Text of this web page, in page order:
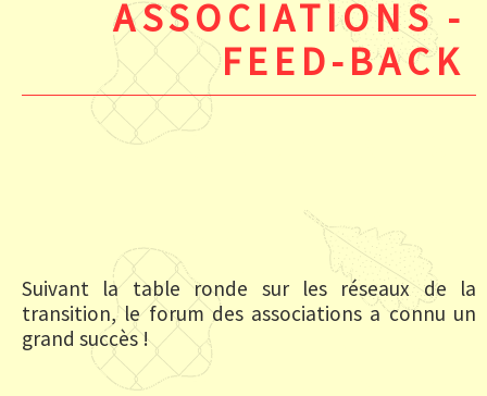
ASSOCIATIONS -
FEED-BACK
Suivant la table ronde sur les réseaux de la
transition, le forum des associations a connu un
grand succès !